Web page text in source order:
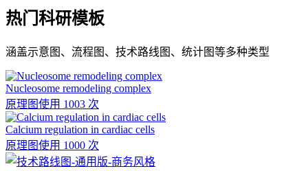
热门科研模板
涵盖示意图、流程图、技术路线图、统计图等多种类型
Nucleosome remodeling complex
原理图使用 1003 次
Calcium regulation in cardiac cells
原理图使用 1000 次